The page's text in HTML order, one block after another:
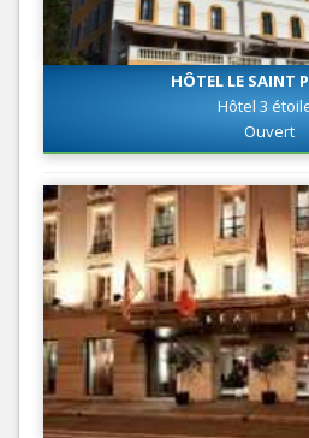
HÔTEL LE SAINT
Hôtel 3
Ouvert